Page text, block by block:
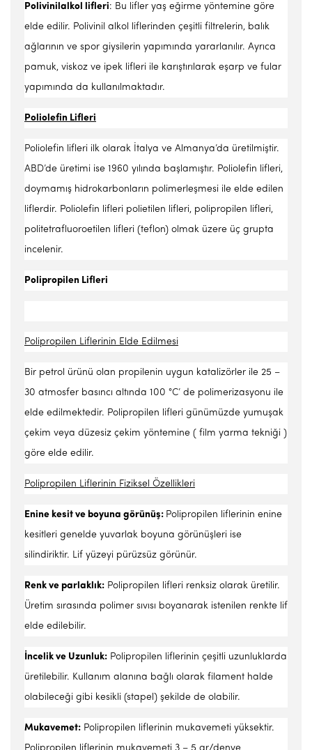
Polivinilalkol lifleri: Bu lifler yaş eğirme yöntemine göre
elde edilir. Polivinil alkol liflerinden çeşitli filtrelerin, balık
ağlarının ve spor giysilerin yapımında yararlanılır. Ayrıca
pamuk, viskoz ve ipek lifleri ile karıştırılarak eşarp ve fular
yapımında da kullanılmaktadır.
Poliolefin Lifleri
Poliolefin lifleri ilk olarak İtalya ve Almanya’da üretilmiştir.
ABD’de üretimi ise 1960 yılında başlamıştır. Poliolefin lifleri,
doymamış hidrokarbonların polimerleşmesi ile elde edilen
liflerdir. Poliolefin lifleri polietilen lifleri, polipropilen lifleri,
politetrafluoroetilen lifleri (teflon) olmak üzere üç grupta
incelenir.
Polipropilen Lifleri
Polipropilen Liflerinin Elde Edilmesi
Bir petrol ürünü olan propilenin uygun katalizörler ile 25 –
30 atmosfer basıncı altında 100 °C’ de polimerizasyonu ile
elde edilmektedir. Polipropilen lifleri günümüzde yumuşak
çekim veya düzesiz çekim yöntemine ( film yarma tekniği )
göre elde edilir.
Polipropilen Liflerinin Fiziksel Özellikleri
Enine kesit ve boyuna görünüş: Polipropilen liflerinin enine
kesitleri genelde yuvarlak boyuna görünüşleri ise
silindiriktir. Lif yüzeyi pürüzsüz görünür.
Renk ve parlaklık: Polipropilen lifleri renksiz olarak üretilir.
Üretim sırasında polimer sıvısı boyanarak istenilen renkte lif
elde edilebilir.
İncelik ve Uzunluk: Polipropilen liflerinin çeşitli uzunluklarda
üretilebilir. Kullanım alanına bağlı olarak filament halde
olabileceği gibi kesikli (stapel) şekilde de olabilir.
Mukavemet: Polipropilen liflerinin mukavemeti yüksektir.